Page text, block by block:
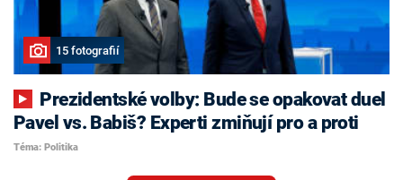
15 fotografií
Pavel vs. Babiš? Experti zmiňují pro a proti
Téma: Politika